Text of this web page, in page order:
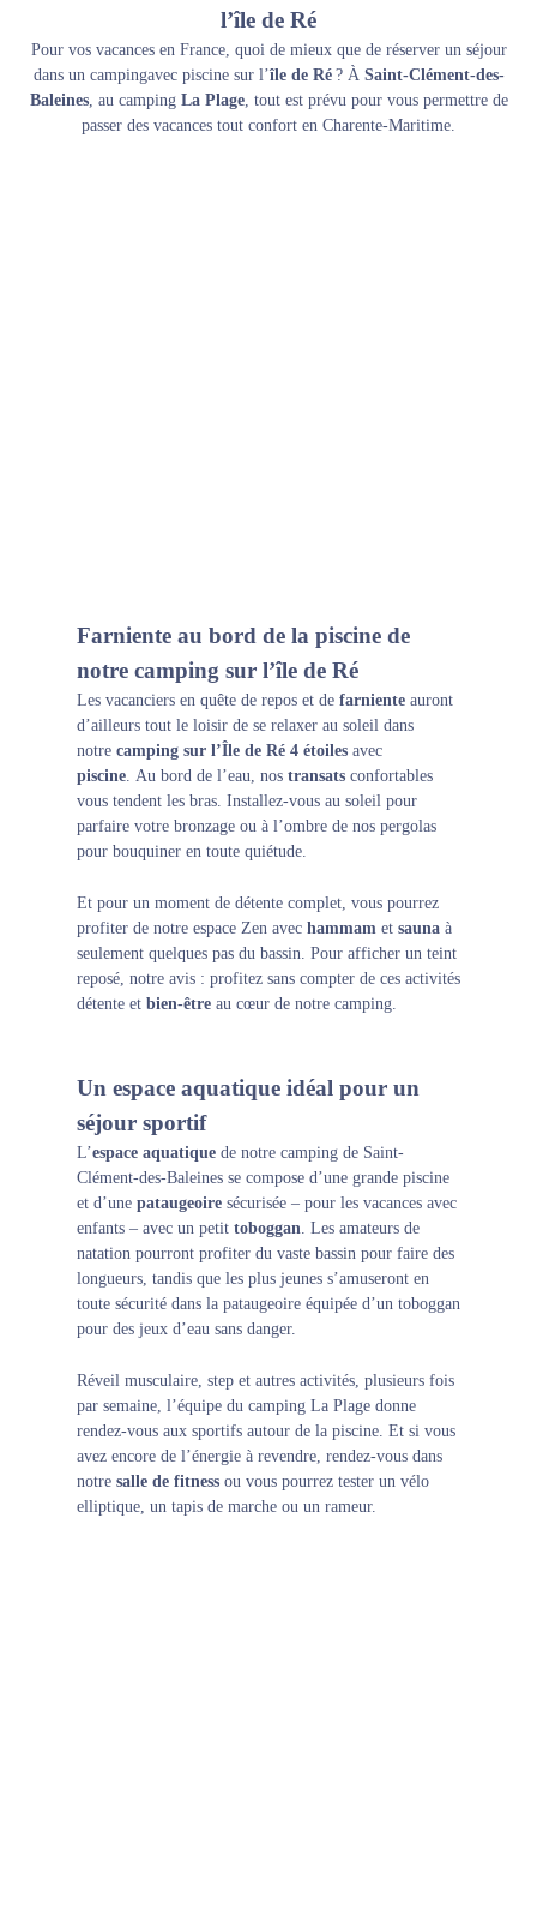
l’île de Ré
Pour vos vacances en France, quoi de mieux que de réserver un séjour
dans un campingavec piscine sur l’île de Ré? À Saint-Clément-des-
Baleines, au camping La Plage, tout est prévu pour vous permettre de
passer des vacances tout confort en Charente-Maritime.
Farniente au bord de la piscine de
notre camping sur l’île de Ré
Les vacanciers en quête de repos et de farniente auront
d’ailleurs tout le loisir de se relaxer au soleil dans
notre camping sur l’Île de Ré 4 étoiles avec
piscine. Au bord de l’eau, nos transats confortables
vous tendent les bras. Installez-vous au soleil pour
parfaire votre bronzage ou à l’ombre de nos pergolas
pour bouquiner en toute quiétude.
Et pour un moment de détente complet, vous pourrez
profiter de notre espace Zen avec hammam et sauna à
seulement quelques pas du bassin. Pour afficher un teint
reposé, notre avis : profitez sans compter de ces activités
détente et bien-être au cœur de notre camping.
Un espace aquatique idéal pour un
séjour sportif
L’espace aquatique de notre camping de Saint-
Clément-des-Baleines se compose d’une grande piscine
et d’une pataugeoire sécurisée – pour les vacances avec
enfants – avec un petit toboggan. Les amateurs de
natation pourront profiter du vaste bassin pour faire des
longueurs, tandis que les plus jeunes s’amuseront en
toute sécurité dans la pataugeoire équipée d’un toboggan
pour des jeux d’eau sans danger.
Réveil musculaire, step et autres activités , plusieurs fois
par semaine, l’équipe du camping La Plage donne
rendez-vous aux sportifs autour de la piscine. Et si vous
avez encore de l’énergie à revendre, rendez-vous dans
notre salle de fitness ou vous pourrez tester un vélo
elliptique, un tapis de marche ou un rameur.